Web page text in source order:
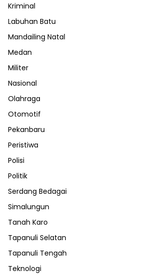
Kriminal
Labuhan Batu
Mandailing Natal
Medan
Militer
Nasional
Olahraga
Otomotif
Pekanbaru
Peristiwa
Polisi
Politik
Serdang Bedagai
Simalungun
Tanah Karo
Tapanuli Selatan
Tapanuli Tengah
Teknologi